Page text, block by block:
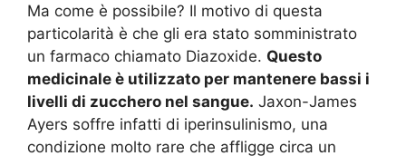
Ma come è possibile? Il motivo di questa
particolarità è che gli era stato somministrato
un farmaco chiamato Diazoxide. Questo
medicinale è utilizzato per mantenere bassi i
livelli di zucchero nel sangue. Jaxon-James
Ayers soffre infatti di iperinsulinismo, una
condizione molto rare che affligge circa un